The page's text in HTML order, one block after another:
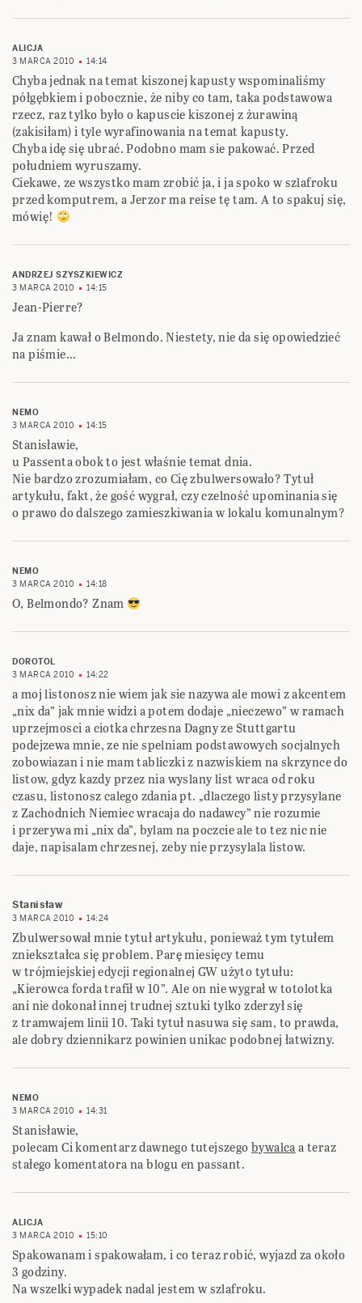
ALICJA
3 MARCA 2010
14:14
Chyba jednak na temat kiszonej kapusty wspominaliśmy
półgębkiem i pobocznie, że niby co tam, taka podstawowa
rzecz, raz tylko było o kapuscie kiszonej z żurawiną
(zakisiłam) i tyle wyrafinowania na temat kapusty.
Chyba idę się ubrać. Podobno mam sie pakować. Przed
południem wyruszamy.
Ciekawe, ze wszystko mam zrobić ja, i ja spoko w szlafroku
przed komputrem, a Jerzor ma reise tę tam. A to spakuj się,
mówię!
ANDRZEJ SZYSZKIEWICZ
3 MARCA 2010
14:15
Jean-Pierre?
Ja znam kawał o Belmondo. Niestety, nie da się opowiedzieć
na piśmie…
NEMO
3 MARCA 2010
14:15
Stanisławie,
u Passenta obok to jest właśnie temat dnia.
Nie bardzo zrozumiałam, co Cię zbulwersowało? Tytuł
artykułu, fakt, że gość wygrał, czy czelność upominania się
o prawo do dalszego zamieszkiwania w lokalu komunalnym?
NEMO
3 MARCA 2010
14:18
O, Belmondo? Znam
DOROTOL
3 MARCA 2010
14:22
a moj listonosz nie wiem jak sie nazywa ale mowi z akcentem
„nix da” jak mnie widzi a potem dodaje „nieczewo” w ramach
uprzejmosci a ciotka chrzesna Dagny ze Stuttgartu
podejzewa mnie, ze nie spelniam podstawowych socjalnych
zobowiazan i nie mam tabliczki z nazwiskiem na skrzynce do
listow, gdyz kazdy przez nia wyslany list wraca od roku
czasu, listonosz calego zdania pt. „dlaczego listy przysylane
z Zachodnich Niemiec wracaja do nadawcy” nie rozumie
i przerywa mi „nix da”, bylam na poczcie ale to tez nic nie
daje, napisalam chrzesnej, zeby nie przysylala listow.
Stanisław
3 MARCA 2010 14:24
Zbulwersował mnie tytuł artykułu, ponieważ tym tytułem
zniekształca się problem. Parę miesięcy temu
w trójmiejskiej edycji regionalnej GW użyto tytułu:
„Kierowca forda trafił w 10”. Ale on nie wygrał w totolotka
ani nie dokonał innej trudnej sztuki tylko zderzył się
z tramwajem linii 10. Taki tytuł nasuwa się sam, to prawda,
ale dobry dziennikarz powinien unikac podobnej łatwizny.
NEMO
3 MARCA 2010
14:31
Stanisławie,
polecam Ci komentarz dawnego tutejszegobywalcaa teraz
stałego komentatora na blogu en passant.
ALICJA
3 MARCA 2010
15:10
Spakowanam i spakowałam, i co teraz robić, wyjazd za około
3 godziny.
Na wszelki wypadek nadal jestem w szlafroku.